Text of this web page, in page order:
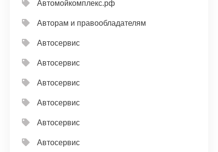
Автомойкомплекс.рф
Авторам и правообладателям
Автосервис
Автосервис
Автосервис
Автосервис
Автосервис
Автосервис